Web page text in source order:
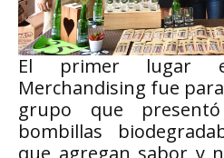
El primer lugar
Merchandising fue
grupo que
bombillas
que agregan sabor y